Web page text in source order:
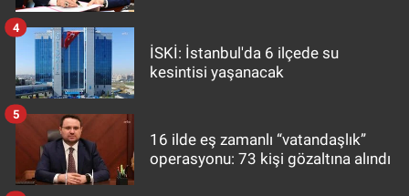
İSKİ: İstanbul'da 6 ilçede su
kesintisi yaşanacak
4
16 ilde eş zamanlı “vatandaşlık”
operasyonu: 73 kişi gözaltına alındı
5